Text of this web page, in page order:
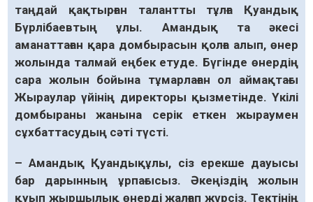
таңдай қақтырған талантты тұлға Қуандық
Бүрлібаевтың ұлы. Амандық та әкесі
аманаттаған қара домбырасын қолға алып, өнер
жолында талмай еңбек етуде. Бүгінде өнердің
сара жолын бойына тұмарлаған ол аймақтағы
Жыраулар үйінің директоры қызметінде. Үкілі
домбыраны жанына серік еткен жыраумен
сұхбаттасудың сәті түсті.
– Амандық Қуандықұлы, сіз ерекше дауысы
бар дарынның ұрпағысыз. Әкеңіздің жолын
қуып жыршылық өнерді жалғап жүрсіз. Тектінің